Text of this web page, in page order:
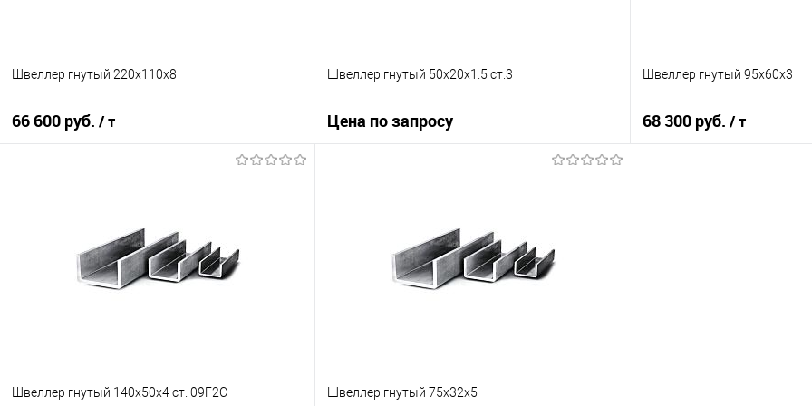
Швеллер гнутый 220х110х8
66 600 руб. / т
Купить в 1 клик
Сравнение
В избранное
Под заказ
Швеллер гнутый 50х20х1.5 ст.3
Цена по запросу
Купить в 1 клик
Сравнение
В избранное
Под заказ
Швеллер гнутый 95х60х3
68 300 руб. / т
Швеллер гнутый 140х50х4 ст. 09Г2С Швеллер гнутый 75х32х5